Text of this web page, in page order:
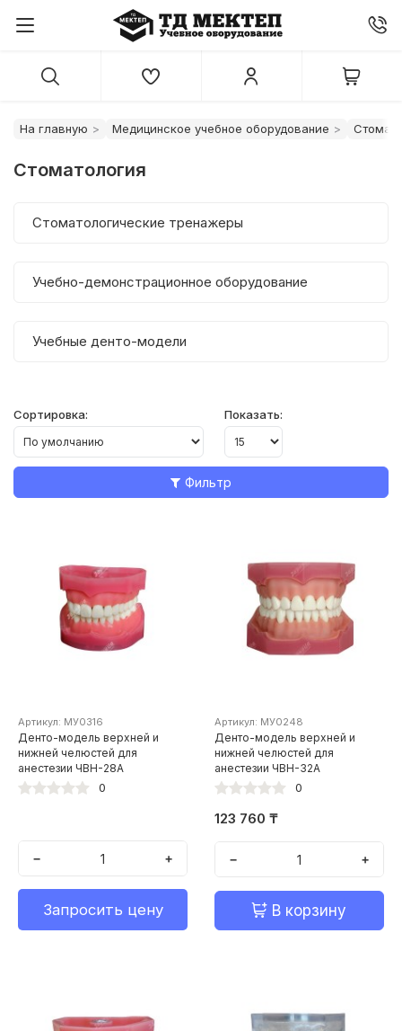
На главную Медицинское учебное оборудование
Стоматология
Стоматологические тренажеры
Учебно-демонстрационное оборудование
Учебные денто-модели
Сортировка: Показать:
Фильтр
Артикул: МУ0316
Денто-модель верхней и
нижней челюстей для
анестезии ЧВН-28А
0
− +
Запросить цену
Артикул: МУ0248
Денто-модель верхней и
нижней челюстей для
анестезии ЧВН-32А
0
123 760 ₸
− +
В корзину